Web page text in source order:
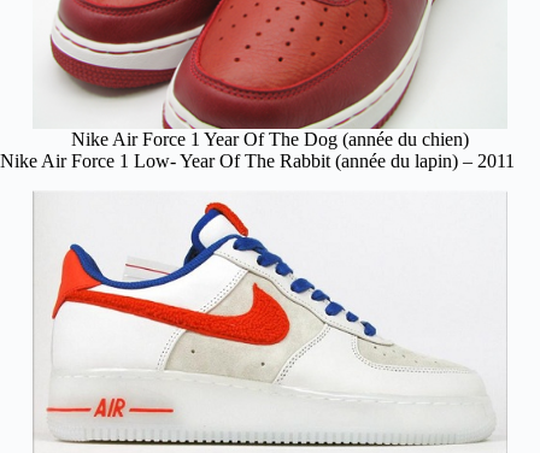
Nike Air Force 1 Year Of The Dog (année du chien)
Nike Air Force 1 Low- Year Of The Rabbit (année du lapin) – 2011